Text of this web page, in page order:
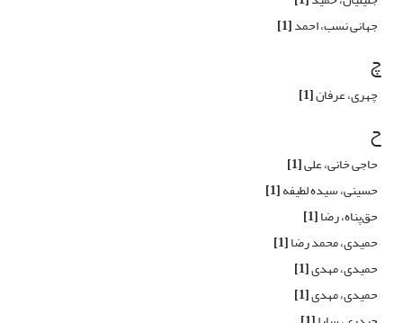
جهانی نسب، احمد[1]
چ
چهری، عرفان[1]
ح
حاجی خانی، علی[1]
حسینی، سیده لطیفه[1]
حق‌پناه، رضا[1]
حمیدی، محمد رضا[1]
حمیدی، مهدی[1]
حمیدی، مهدی[1]